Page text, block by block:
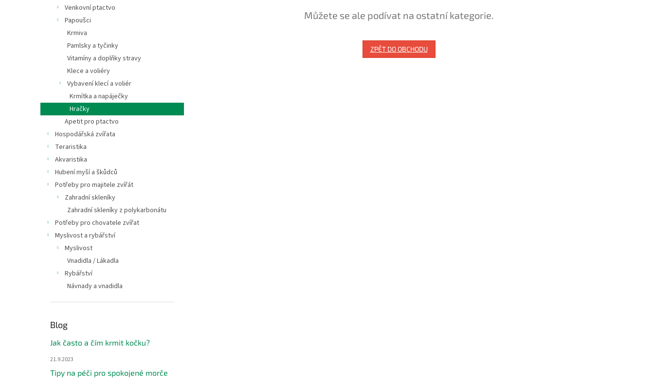
Venkovní ptactvo
Papoušci
Krmiva
Pamlsky a tyčinky
Vitamíny a doplňky stravy
Klece a voliéry
Vybavení klecí a voliér
Krmítka a napáječky
Hračky
Apetit pro ptactvo
Hospodářská zvířata
Teraristika
Akvaristika
Hubení myší a škůdců
Potřeby pro majitele zvířát
Zahradní skleníky
Zahradní skleníky z polykarbonátu
Potřeby pro chovatele zvířat
Myslivost a rybářství
Myslivost
Vnadidla / Lákadla
Rybářství
Návnady a vnadidla
Blog
Jak často a čím krmit kočku?
21.9.2023
Tipy na péči pro spokojené morče
Můžete se ale podívat na ostatní kategorie.
ZPĚT DO OBCHODU